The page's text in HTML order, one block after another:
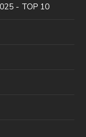
- TOP 10